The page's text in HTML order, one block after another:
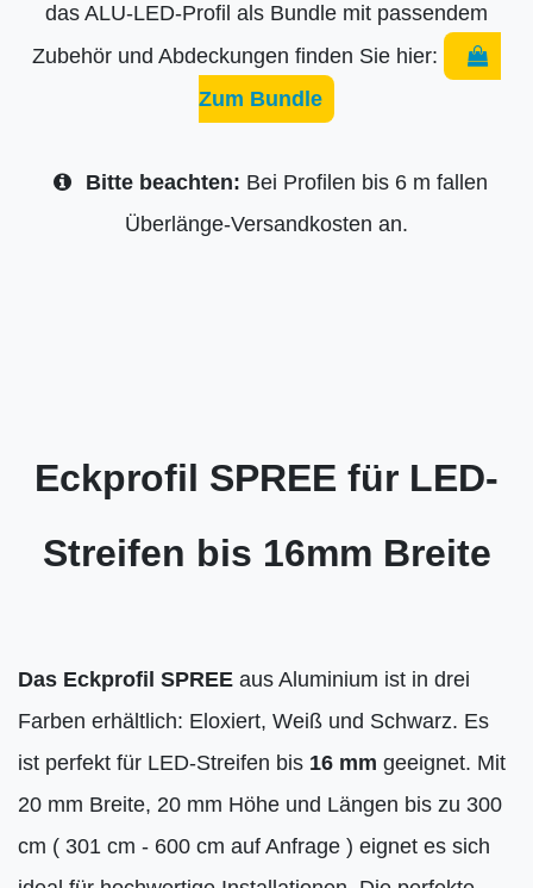
das ALU-LED-Profil als Bundle mit passendem
Zubehör und Abdeckungen finden Sie hier:
Zum Bundle
Bitte beachten: Bei Profilen bis 6 m fallen
Überlänge-Versandkosten an.
Eckprofil SPREE für LED-
Streifen bis 16mm Breite
Das Eckprofil SPREE aus Aluminium ist in drei
Farben erhältlich: Eloxiert, Weiß und Schwarz. Es
ist perfekt für LED-Streifen bis 16 mm geeignet. Mit
20 mm Breite, 20 mm Höhe und Längen bis zu 300
cm ( 301 cm - 600 cm auf Anfrage ) eignet es sich